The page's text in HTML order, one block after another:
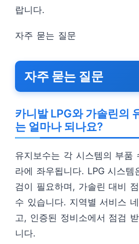
랍니다.
자주 묻는 질문
자주 묻는 질문
카니발 LPG와 가솔린의
는 얼마나 되나요?
유지보수는 각 시스템의 부품
라에 좌우됩니다. LPG 시스템
검이 필요하며, 가솔린 대비
수 있습니다. 지역별 서비스
고, 인증된 정비소에서 점검
니다.